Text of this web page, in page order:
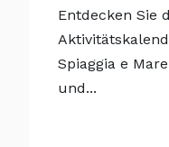
Entdecken Sie
Spiaggia e
und...